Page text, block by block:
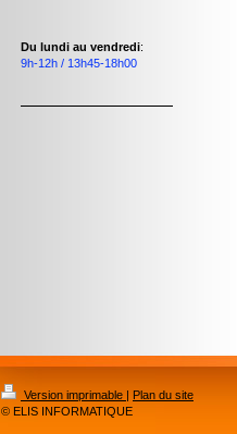
Du lundi au vendredi:
9h-12h / 13h45-18h00
Version imprimable | Plan du site
© ELIS INFORMATIQUE